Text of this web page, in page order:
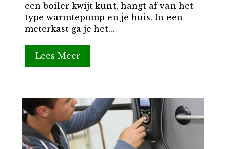
een boiler kwijt kunt, hangt af van het
type warmtepomp en je huis. In een
meterkast ga je het...
Lees Meer